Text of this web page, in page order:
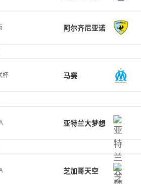
阿尔齐尼亚诺
杯 马赛
亚特兰大梦想
芝加哥天空